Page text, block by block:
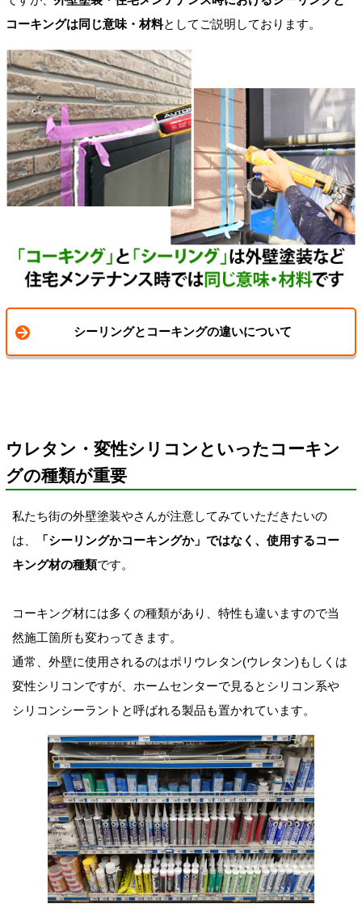
コーキングは同じ意味・材料としてご説明しております。
シーリングとコーキングの違いについて
ウレタン・変性シリコンといったコーキン
グの種類が重要
私たち街の外壁塗装やさんが注意してみていただきたいの
は、
「シーリングかコーキングか」ではなく、使用するコー
キング材の種類です。
コーキング材には多くの種類があり、特性も違いますので当
然施工箇所も変わってきます。
通常、外壁に使用されるのはポリウレタン(ウレタン)もしくは
変性シリコンですが、ホームセンターで見るとシリコン系や
シリコンシーラントと呼ばれる製品も置かれています。